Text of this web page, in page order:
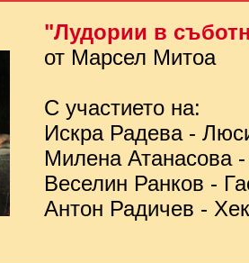
"Лудории в
от Марсел Митоа
С участието на:
Искра Радева -
Милена Атанасова
Веселин Ранков -
Антон Радичев -